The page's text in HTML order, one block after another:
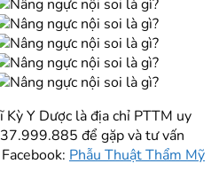
Y Dược là địa chỉ PTTM uy
để gặp và tư vấn
Phẫu Thuật Thẩm Mỹ